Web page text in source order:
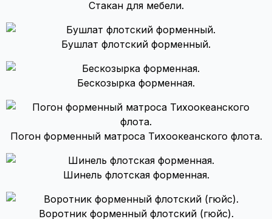
Стакан для мебели.
Бушлат флотский форменный.
Бескозырка форменная.
Погон форменный матроса Тихоокеанского флота.
Шинель флотская форменная.
Воротник форменный флотский (гюйс).